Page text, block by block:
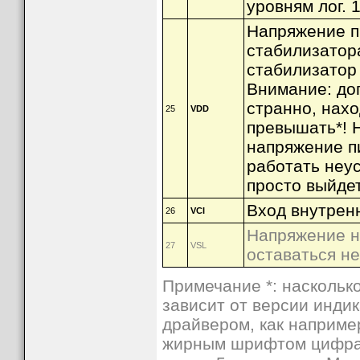
уровням лог.
25 VDD
Напряжение
Внимание:
странно,
превышать*!
напряжение
работать
просто
26 VCI Вход
27 VSL
Напряжение
оставаться
Примечание *:
зависит от версии
драйвером, как
жирным шрифтом цифра
Ссылка на домашнюю
                 PN(
1 , _CS),
                 PN(
1, DC),
                 U8G_PIN_NONE);
   SetupHardware();
   InitOLED();
for
   {
      draw();
      u8g_FirstPage(
&u8g);
         draw();
while ( u8g_NextPage(&
      u8g_Delay(
100);
   }
Пример вывода
этот код был
его на
makefile и поправив
Пояснения к коду: